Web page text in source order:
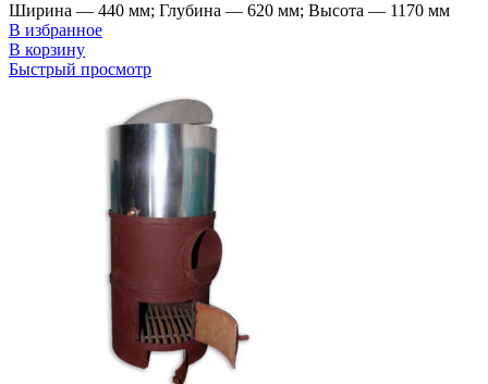
Ширина — 440 мм; Глубина — 620 мм; Высота — 1170 мм
В избранное
В корзину
Быстрый просмотр